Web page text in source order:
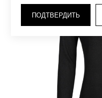
ПОДТВЕРДИТЬ